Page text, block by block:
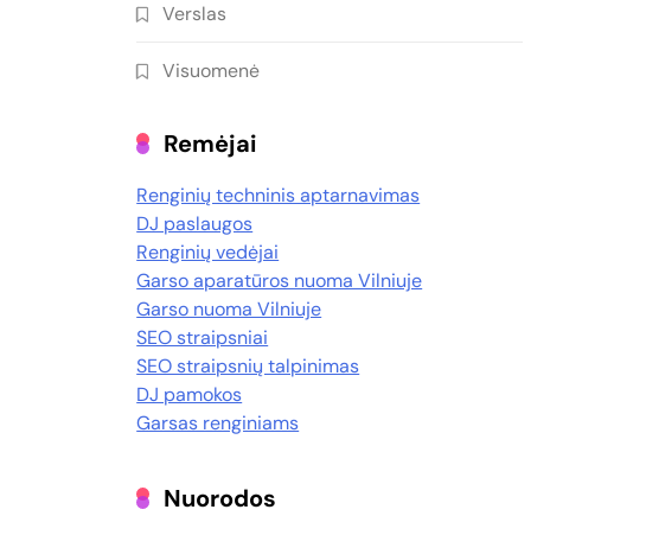
Verslas
Visuomenė
Remėjai
Renginių techninis aptarnavimas
DJ paslaugos
Renginių vedėjai
Garso aparatūros nuoma Vilniuje
Garso nuoma Vilniuje
SEO straipsniai
SEO straipsnių talpinimas
DJ pamokos
Garsas renginiams
Nuorodos